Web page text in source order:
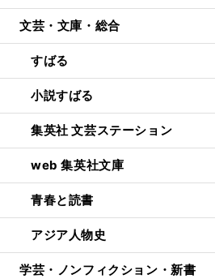
文芸・文庫・総合
すばる
小説すばる
集英社 文芸ステーション
web 集英社文庫
青春と読書
アジア人物史
学芸・ノンフィクション・新書